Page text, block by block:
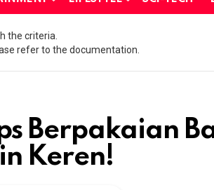
the criteria.
refer to the documentation.
Berpakaian
Keren!